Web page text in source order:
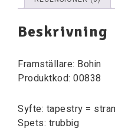
Beskrivning
Framställare: Bohin
Produktkod: 00838
Syfte: tapestry =
Spets: trubbig